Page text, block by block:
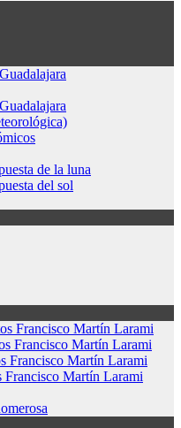
de la luna
del sol
Francisco Martín Larami
Francisco Martín Larami
Francisco Martín Larami
Francisco Martín Larami